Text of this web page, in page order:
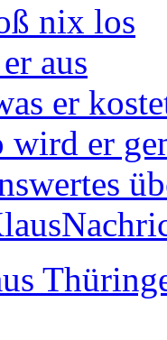
nix los
aus
er
wird er